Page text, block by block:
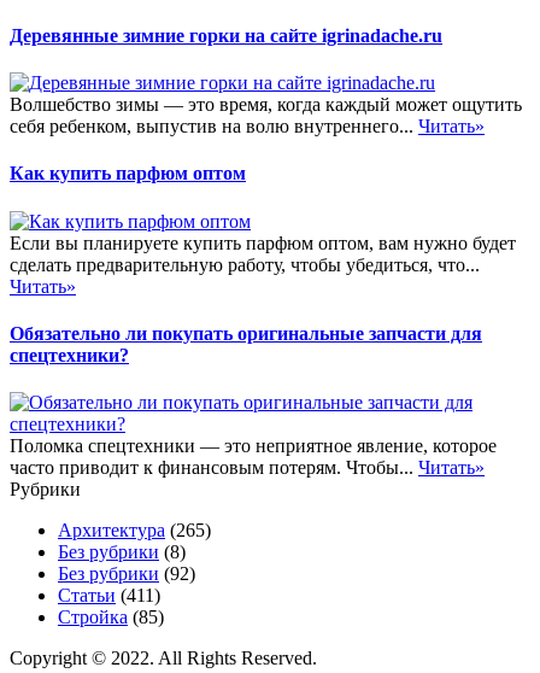
Деревянные зимние горки на сайте igrinadache.ru
Волшебство зимы — это время, когда каждый может ощутить
себя ребенком, выпустив на волю внутреннего... Читать»
Как купить парфюм оптом
Если вы планируете купить парфюм оптом, вам нужно будет
сделать предварительную работу, чтобы убедиться, что...
Читать»
Обязательно ли покупать оригинальные запчасти для
спецтехники?
Поломка спецтехники — это неприятное явление, которое
часто приводит к финансовым потерям. Чтобы... Читать»
Рубрики
Архитектура (265)
Без рубрики (8)
Без рубрики (92)
Статьи (411)
Стройка (85)
Copyright © 2022. All Rights Reserved.